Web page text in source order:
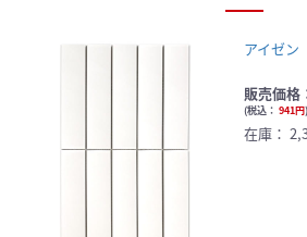
アイゼ
販売価格
(税込： 941円)
在庫：